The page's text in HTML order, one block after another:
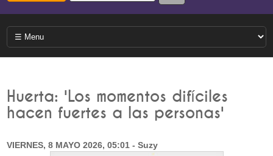
Huerta: 'Los momentos difíciles
hacen fuertes a las personas'
VIERNES, 8 MAYO 2026, 05:01 - Suzy